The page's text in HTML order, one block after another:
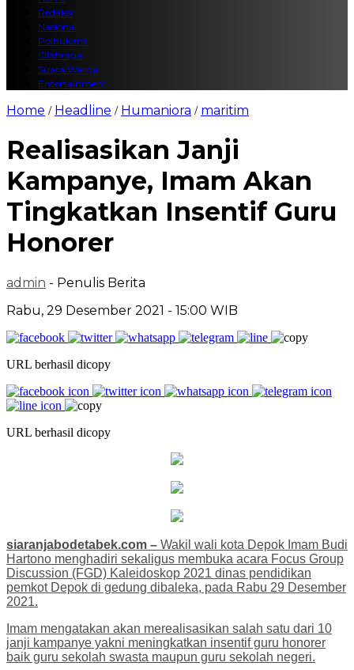
Redaksi
Nasional
Polhukam
Olahraga
Suara Warga
Entertainment
Home / Headline / Humaniora / maritim
Realisasikan Janji
Kampanye, Imam Akan
Tingkatkan Insentif Guru
Honorer
admin - Penulis Berita
Rabu, 29 Desember 2021 - 15:00 WIB
URL berhasil dicopy
URL berhasil dicopy
siaranjabodetabek.com – Wakil wali kota Depok Imam Budi
Hartono menghadiri sekaligus membuka acara Focus Group
Discussion (FGD) Kaleidoskop 2021 dinas pendidikan
pemkot Depok di gedung dibaleka, pada Rabu 29 Desember
2021.
Imam mengatakan akan merealisasikan salah satu dari 10
janji kampanye yakni meningkatkan insentif guru honorer
baik guru sekolah swasta maupun guru sekolah negeri.